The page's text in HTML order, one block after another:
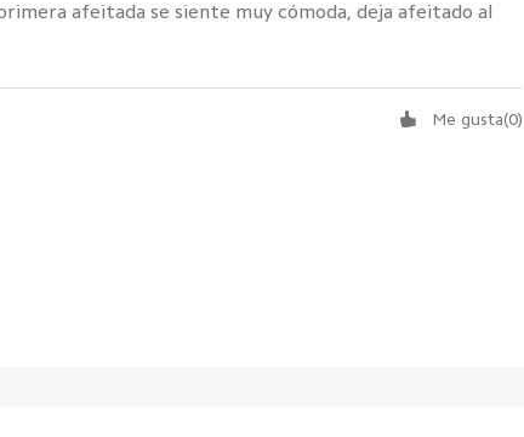
afeitada se siente muy cómoda, deja afeitado al
Me gusta(0)